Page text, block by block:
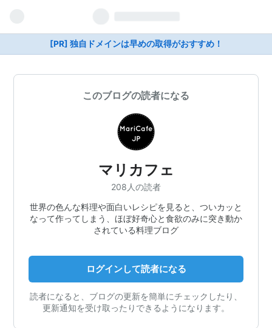
[PR] 独自ドメインは早めの取得がおすすめ！
このブログの読者になる
マリカフェ
208人の読者
世界の色んな料理や面白いレシピを見ると、ついカッと
なって作ってしまう、ほぼ好奇心と食欲のみに突き動か
されている料理ブログ
ログインして読者になる
読者になると、ブログの更新を簡単にチェックしたり、
更新通知を受け取ったりできるようになります。